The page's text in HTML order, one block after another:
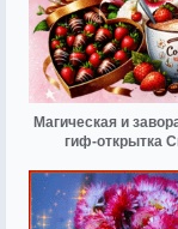
Магическая и
гиф-открытка